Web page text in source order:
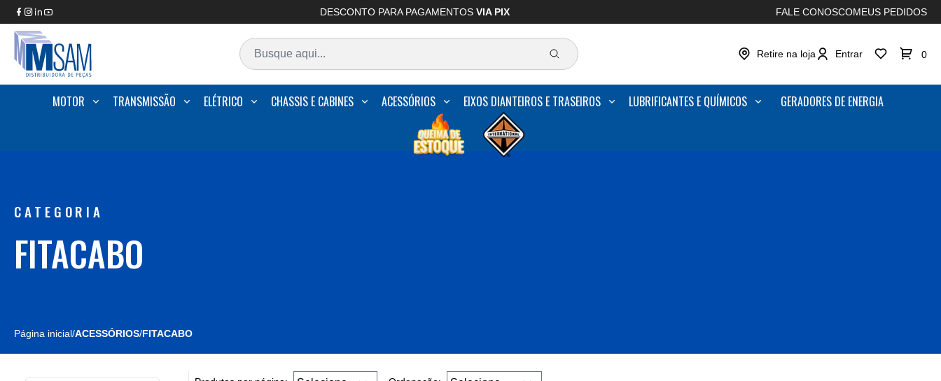
DESCONTO PARA PAGAMENTOS VIA PIX FALE CONOSCOMEUS PEDIDOS
Retire na loja Entrar 0
MOTOR TRANSMISSÃO ELÉTRICO CHASSIS E CABINES ACESSÓRIOS EIXOS DIANTEIROS E TRASEIROS LUBRIFICANTES E QUÍMICOS GERADORES DE ENERGIA
CATEGORIA
FITACABO
Página inicial/ACESSÓRIOS/FITACABO